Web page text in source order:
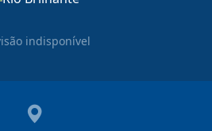
indisponível